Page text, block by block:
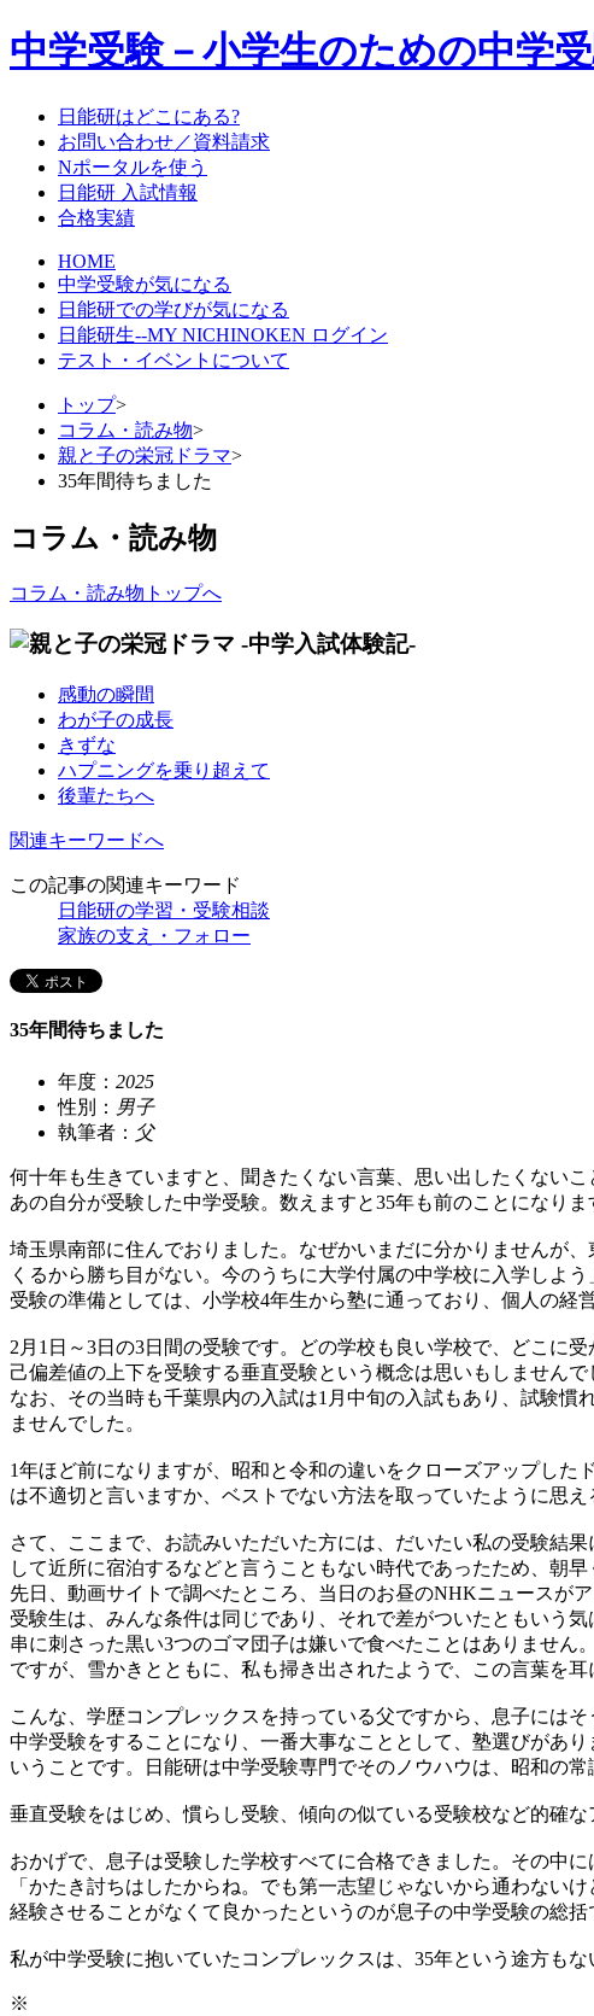
中学受験－小学生のための中学
日能研はどこにある?
お問い合わせ／資料請求
Nポータルを使う
日能研 入試情報
合格実績
HOME
中学受験が気になる
日能研での学びが気になる
日能研生--MY NICHINOKEN ログイン
テスト・イベントについて
トップ>
コラム・読み物>
親と子の栄冠ドラマ>
35年間待ちました
コラム・読み物
コラム・読み物トップへ
感動の瞬間
わが子の成長
きずな
ハプニングを乗り超えて
後輩たちへ
関連キーワードへ
この記事の関連キーワード
日能研の学習・受験相談
家族の支え・フォロー
35年間待ちました
年度： 2025
性別： 男子
執筆者： 父
何十年も生きていますと、聞きたくない言葉、思い出したくないこ
あの自分が受験した中学受験。数えますと35年も前のことになりま
埼玉県南部に住んでおりました。なぜかいまだに分かりませんが
くるから勝ち目がない。今のうちに大学付属の中学校に入学しよう
受験の準備としては、小学校4年生から塾に通っており、個人の経
2月1日～3日の3日間の受験です。どの学校も良い学校で、どこに
己偏差値の上下を受験する垂直受験という概念は思いもしませんで
なお、その当時も千葉県内の入試は1月中旬の入試もあり、試験
ませんでした。
1年ほど前になりますが、昭和と令和の違いをクローズアップし
は不適切と言いますか、ベストでない方法を取っていたように思え
さて、ここまで、お読みいただいた方には、だいたい私の受験結
して近所に宿泊するなどと言うこともない時代であったため、朝
先日、動画サイトで調べたところ、当日のお昼のNHKニュースが
受験生は、みんな条件は同じであり、それで差がついたともいう
串に刺さった黒い3つのゴマ団子は嫌いで食べたことはありませ
ですが、雪かきとともに、私も掃き出されたようで、この言葉を耳
こんな、学歴コンプレックスを持っている父ですから、息子には
中学受験をすることになり、一番大事なこととして、塾選びがあ
いうことです。日能研は中学受験専門でそのノウハウは、昭和の
垂直受験をはじめ、慣らし受験、傾向の似ている受験校など的確
おかげで、息子は受験した学校すべてに合格できました。その中
「かたき討ちはしたからね。でも第一志望じゃないから通わない
経験させることがなくて良かったというのが息子の中学受験の総括
私が中学受験に抱いていたコンプレックスは、35年という途方も
※